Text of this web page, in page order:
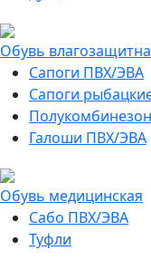
Обувь
Сапоги ПВХ/ЭВА
Сапоги
Галоши ПВХ/ЭВА
Обувь медицинская
Сабо ПВХ/ЭВА
Туфли